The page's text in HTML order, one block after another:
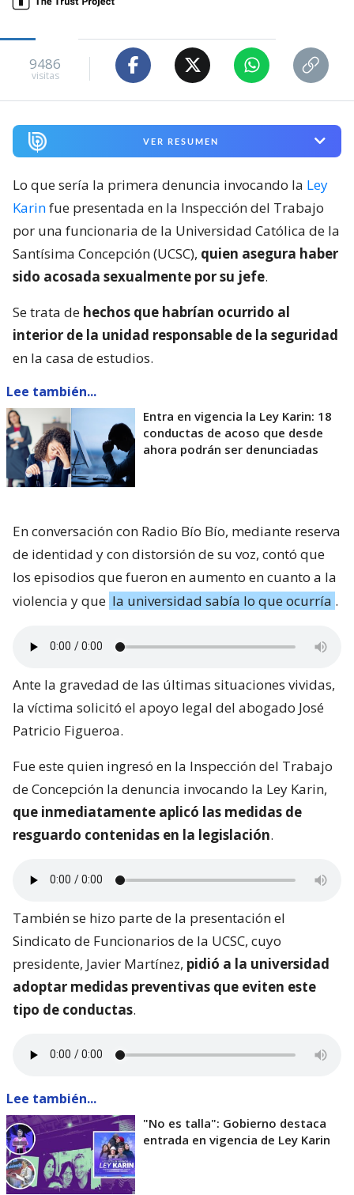
9486
visitas
VER RESUMEN
Lo que sería la primera denuncia invocando la Ley
Karinfue presentada en la Inspección del Trabajo
por una funcionaria de la Universidad Católica de la
Santísima Concepción (UCSC), quien asegura haber
sido acosada sexualmente por su jefe.
Se trata de hechos que habrían ocurrido al
interior de la unidad responsable de la seguridad
en la casa de estudios.
Lee también...
Entra en vigencia la Ley Karin: 18
conductas de acoso que desde
ahora podrán ser denunciadas
En conversación con Radio Bío Bío, mediante reserva
de identidad y con distorsión de su voz, contó que
los episodios que fueron en aumento en cuanto a la
violencia y que la universidad sabía lo que ocurría .
Ante la gravedad de las últimas situaciones vividas,
la víctima solicitó el apoyo legal del abogado José
Patricio Figueroa.
Fue este quien ingresó en la Inspección del Trabajo
de Concepción la denuncia invocando la Ley Karin,
que inmediatamente aplicó las medidas de
resguardo contenidas en la legislación.
También se hizo parte de la presentación el
Sindicato de Funcionarios de la UCSC, cuyo
presidente, Javier Martínez, pidió a la universidad
adoptar medidas preventivas que eviten este
tipo de conductas.
Lee también...
"No es talla": Gobierno destaca
entrada en vigencia de Ley Karin